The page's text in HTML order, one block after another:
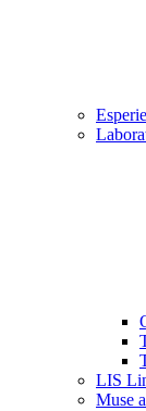
LIS
Muse